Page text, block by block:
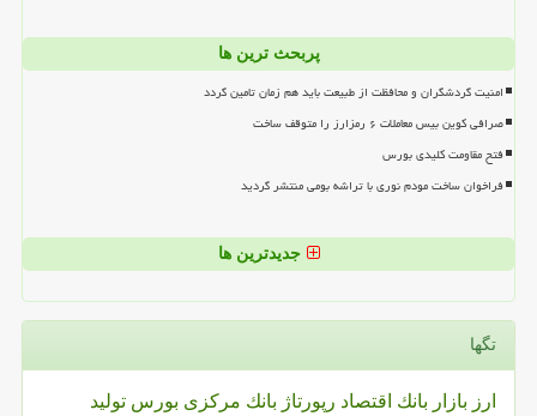
پربحث ترین ها
امنیت گردشگران و محافظت از طبیعت باید هم زمان تامین گردد
صرافی کوین بیس معاملات ۶ رمزارز را متوقف ساخت
فتح مقاومت کلیدی بورس
فراخوان ساخت مودم نوری با تراشه بومی منتشر گردید
جدیدترین ها
تگها
ارز بازار بانك اقتصاد رپورتاژ بانك مركزی بورس تولید